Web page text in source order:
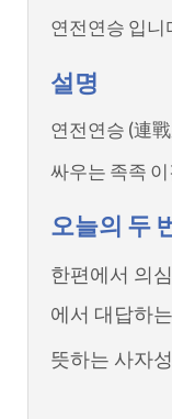
연전연승 입니
설명
연전연승 (連
싸우는 족족 이
오늘의 두
한편에서 의
에서 대답하
뜻하는 사자